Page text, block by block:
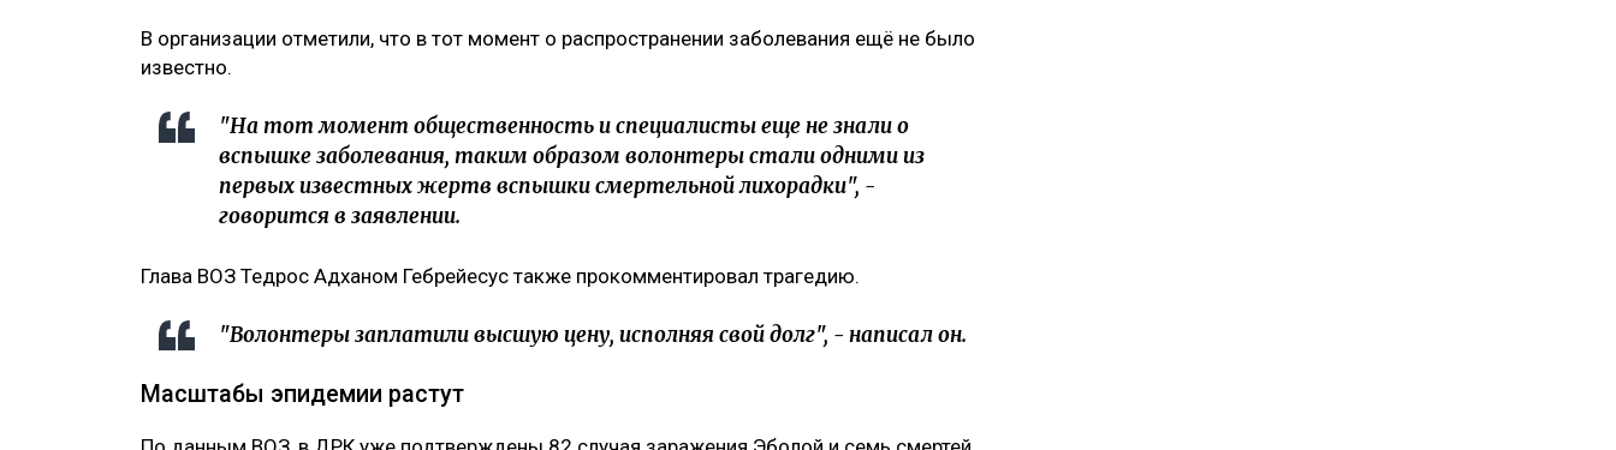
В организации отметили, что в тот момент о распространении заболевания ещё не было
известно.
"На тот момент общественность и специалисты еще не знали о
вспышке заболевания, таким образом волонтеры стали одними из
первых известных жертв вспышки смертельной лихорадки", -
говорится в заявлении.
Глава ВОЗ Тедрос Адханом Гебрейесус также прокомментировал трагедию.
"Волонтеры заплатили высшую цену, исполняя свой долг", - написал он.
Масштабы эпидемии растут